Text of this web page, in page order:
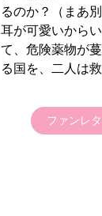
るのか？（まあ
耳が可愛いから
て、危険薬物が
る国を、二人は
ファンレ